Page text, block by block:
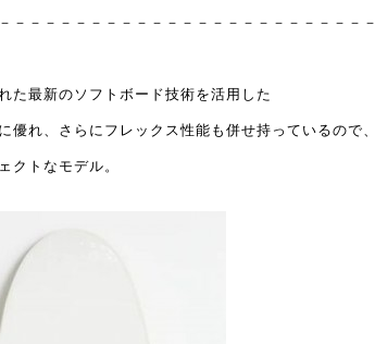
－－－－－－－－－－－－－－－－－－－－－－－－
た最新のソフトボード技術を活用した
れ、さらにフレックス性能も併せ持っているので、
クトなモデル。